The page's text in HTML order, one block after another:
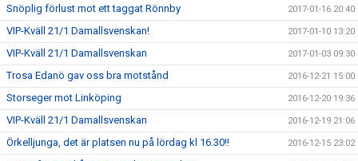
Snöplig förlust mot ett taggat Rönnby 2017-01-16 20:40
VIP-Kväll 21/1 Damallsvenskan! 2017-01-10 13:20
VIP-Kväll 21/1 Damallsvenskan 2017-01-03 09:30
Trosa Edanö gav oss bra motstånd 2016-12-21 15:00
Storseger mot Linköping 2016-12-20 19:36
VIP-Kväll 21/1 Damallsvenskan 2016-12-19 21:06
Örkelljunga, det är platsen nu på lördag kl 16.30!! 2016-12-15 23:02